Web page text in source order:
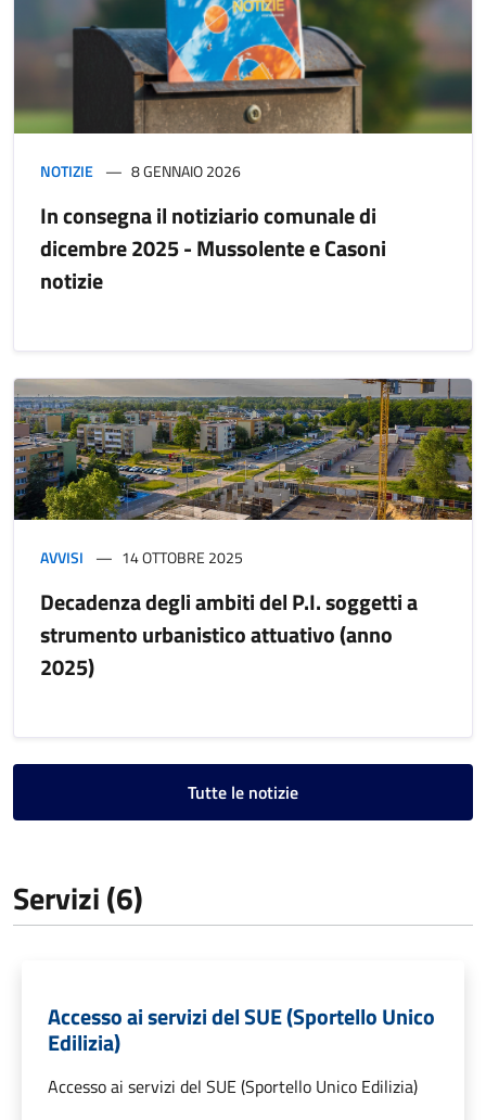
NOTIZIE 8 GENNAIO 2026
In consegna il notiziario comunale di
dicembre 2025 - Mussolente e Casoni
notizie
AVVISI 14 OTTOBRE 2025
Decadenza degli ambiti del P.I. soggetti a
strumento urbanistico attuativo (anno
2025)
Tutte le notizie
Servizi (6)
Accesso ai servizi del SUE (Sportello Unico
Edilizia)
Accesso ai servizi del SUE (Sportello Unico Edilizia)